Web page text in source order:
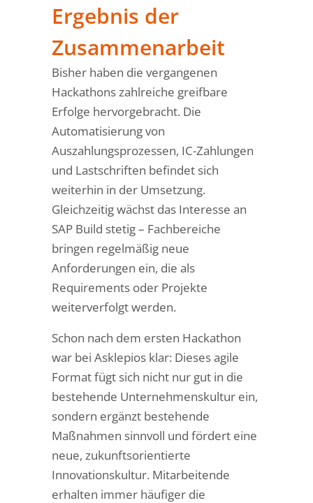
Ergebnis der
Zusammenarbeit
Bisher haben die vergangenen
Hackathons zahlreiche greifbare
Erfolge hervorgebracht. Die
Automatisierung von
Auszahlungsprozessen, IC-Zahlungen
und Lastschriften befindet sich
weiterhin in der Umsetzung.
Gleichzeitig wächst das Interesse an
SAP Build stetig – Fachbereiche
bringen regelmäßig neue
Anforderungen ein, die als
Requirements oder Projekte
weiterverfolgt werden.
Schon nach dem ersten Hackathon
war bei Asklepios klar: Dieses agile
Format fügt sich nicht nur gut in die
bestehende Unternehmenskultur ein,
sondern ergänzt bestehende
Maßnahmen sinnvoll und fördert eine
neue, zukunftsorientierte
Innovationskultur. Mitarbeitende
erhalten immer häufiger die